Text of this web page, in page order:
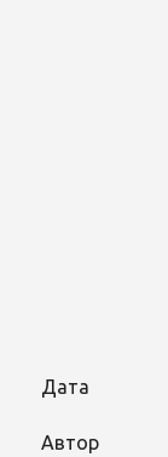
Дата
Автор